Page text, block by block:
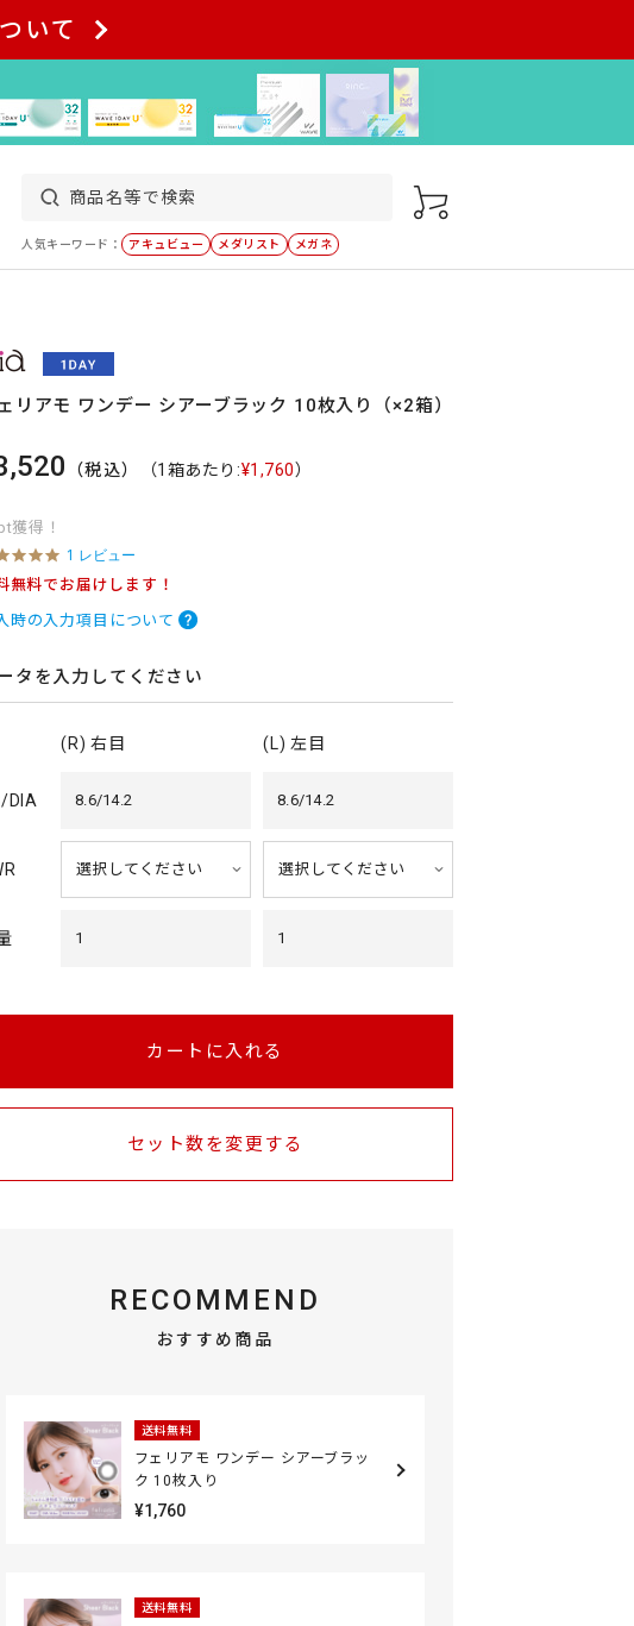
いて
人気キーワード： アキュビュー メダリスト メガネ
リアモ ワンデー シアーブラック 10枚入り（×2箱）
（税込） （1箱あたり:¥1,760）
獲得！
5
.
0
s
r
r
t
i
1 レビュー
無料でお届けします！
時の入力項目について
タを入力してください
(R) 右目 (L) 左目
DIA 8.6/14.2 8.6/14.2
1 1
カートに入れる
セット数を変更する
RECOMMEND
おすすめ商品
送料無料
フェリアモ ワンデー シアーブラッ
ク 10枚入り
¥1,760
送料無料